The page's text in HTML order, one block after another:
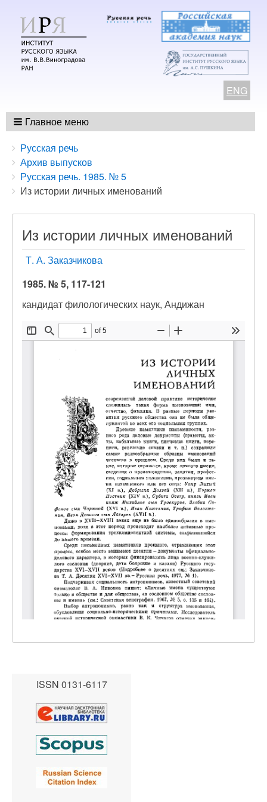
ENG
Главное меню
Breadcrumbs
You
are
here:
Русская речь
Архив выпусков
Русская речь. 1985. № 5
Из истории личных именований
Из истории личных именований
Т. А. Заказчикова
1985. № 5, 117-121
кандидат филологических наук, Андижан
ISSN 0131-6117